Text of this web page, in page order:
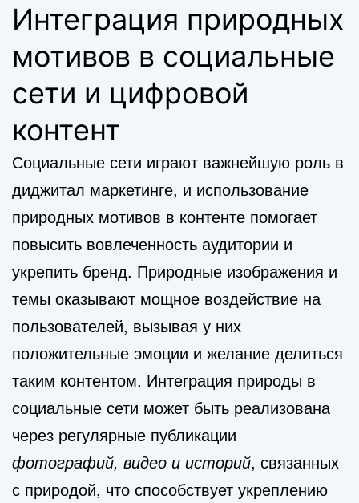
Интеграция природных
мотивов в социальные
сети и цифровой
контент
Социальные сети играют важнейшую роль в
диджитал маркетинге, и использование
природных мотивов в контенте помогает
повысить вовлеченность аудитории и
укрепить бренд. Природные изображения и
темы оказывают мощное воздействие на
пользователей, вызывая у них
положительные эмоции и желание делиться
таким контентом. Интеграция природы в
социальные сети может быть реализована
через регулярные публикации
фотографий, видео и историй, связанных
с природой, что способствует укреплению